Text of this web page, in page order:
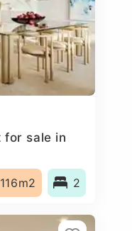
for sale in
116m2 2